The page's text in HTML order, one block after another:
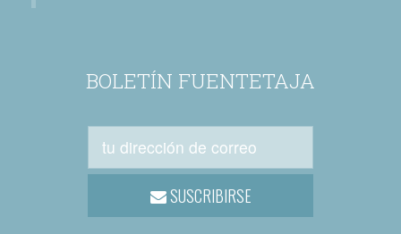
BOLETÍN FUENTETAJA
SUSCRIBIRSE